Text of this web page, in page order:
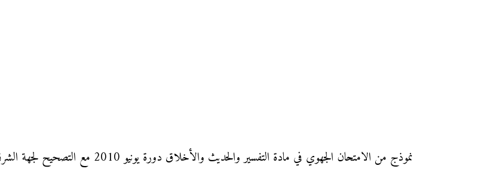
نموذج من الامتحان الجهوي في مادة التفسير والحديث والأخلاق دورة يونيو 2010 مع التصحيح لجهة الشرق لتلاميذ السنة الثالثة من التعليم الثانوي الإعدادي للتعليم الأصيل.